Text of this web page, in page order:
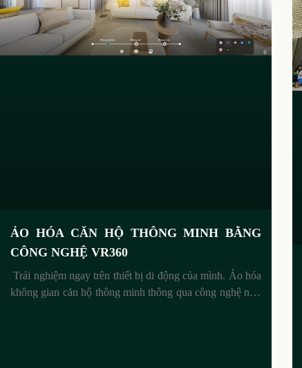
ẢO HÓA CĂN HỘ THÔNG MINH BẰNG
CÔNG NGHỆ VR360
Trải nghiệm ngay trên thiết bị di động của mình. Ảo hóa
không gian căn hộ thông minh thông qua công nghệ như